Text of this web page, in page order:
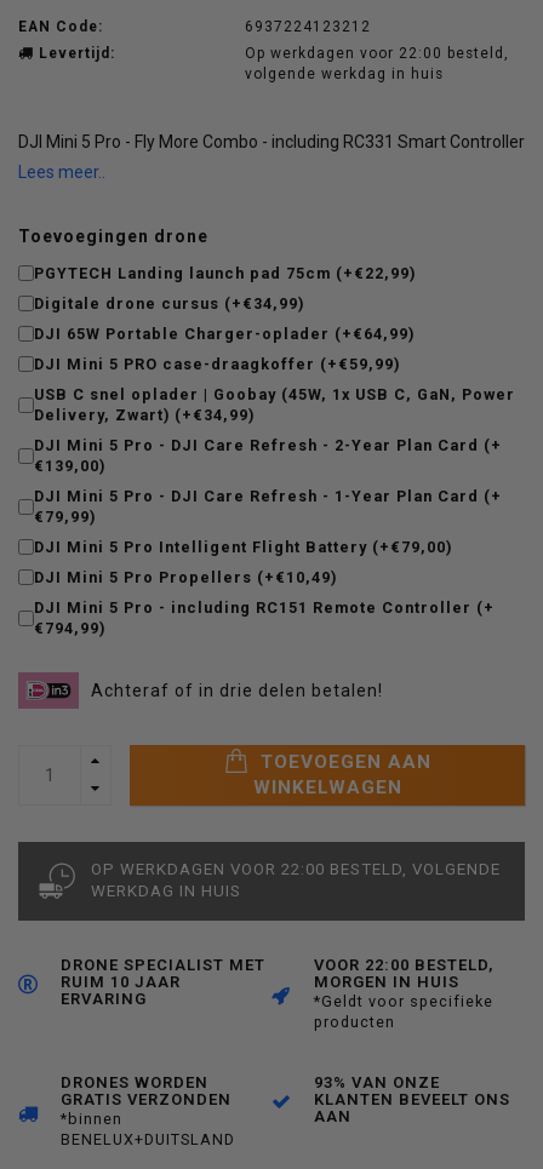
EAN Code:
6937224123212
Levertijd:
Op werkdagen voor 22:00 besteld,
volgende werkdag in huis
DJI Mini 5 Pro - Fly More Combo - including RC331 Smart Controller
Lees meer..
Toevoegingen drone
PGYTECH Landing launch pad 75cm (+€22,99)
Digitale drone cursus (+€34,99)
DJI 65W Portable Charger-oplader (+€64,99)
DJI Mini 5 PRO case-draagkoffer (+€59,99)
USB C snel oplader | Goobay (45W, 1x USB C, GaN, Power
Delivery, Zwart) (+€34,99)
DJI Mini 5 Pro - DJI Care Refresh - 2-Year Plan Card (+
€139,00)
DJI Mini 5 Pro - DJI Care Refresh - 1-Year Plan Card (+
€79,99)
DJI Mini 5 Pro Intelligent Flight Battery (+€79,00)
DJI Mini 5 Pro Propellers (+€10,49)
DJI Mini 5 Pro - including RC151 Remote Controller (+
€794,99)
Achteraf of in drie delen betalen!
TOEVOEGEN AAN
WINKELWAGEN
OP WERKDAGEN VOOR 22:00 BESTELD, VOLGENDE
WERKDAG IN HUIS
DRONE SPECIALIST MET
RUIM 10 JAAR
ERVARING
VOOR 22:00 BESTELD,
MORGEN IN HUIS
*Geldt voor specifieke
producten
DRONES WORDEN
GRATIS VERZONDEN
*binnen
BENELUX+DUITSLAND
93% VAN ONZE
KLANTEN BEVEELT ONS
AAN